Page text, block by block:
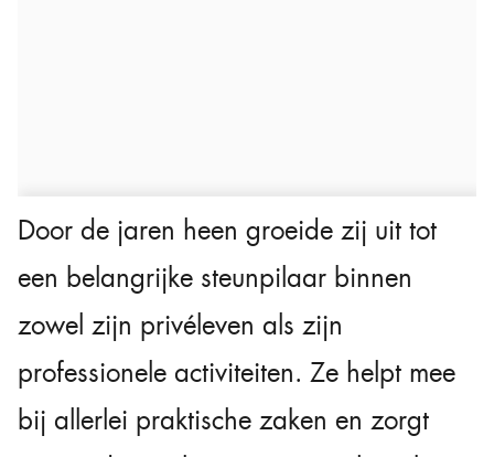
Door de jaren heen groeide zij uit tot
een belangrijke steunpilaar binnen
zowel zijn privéleven als zijn
professionele activiteiten. Ze helpt mee
bij allerlei praktische zaken en zorgt